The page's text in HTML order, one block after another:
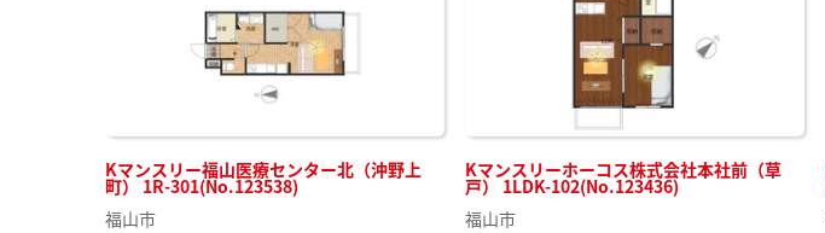
Kマンスリー福山医療センター北（沖野上
町） 1R-301(No.123538)
福山市
Kマンスリーホーコス株式会社本社前（草
戸） 1LDK-102(No.123436)
福山市